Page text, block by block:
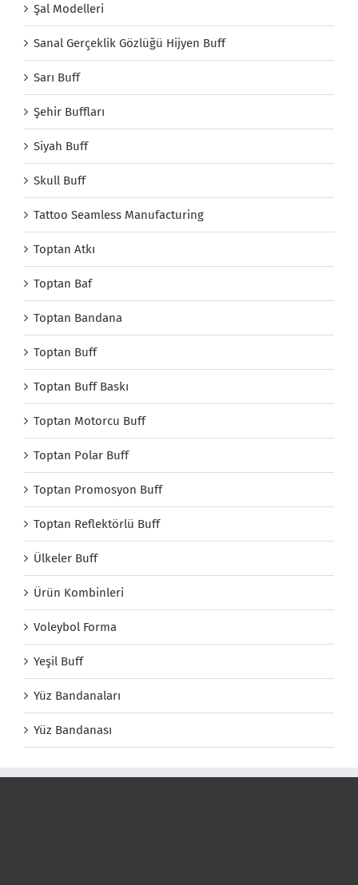
Şal Modelleri
Sanal Gerçeklik Gözlüğü Hijyen Buff
Sarı Buff
Şehir Buffları
Siyah Buff
Skull Buff
Tattoo Seamless Manufacturing
Toptan Atkı
Toptan Baf
Toptan Bandana
Toptan Buff
Toptan Buff Baskı
Toptan Motorcu Buff
Toptan Polar Buff
Toptan Promosyon Buff
Toptan Reflektörlü Buff
Ülkeler Buff
Ürün Kombinleri
Voleybol Forma
Yeşil Buff
Yüz Bandanaları
Yüz Bandanası